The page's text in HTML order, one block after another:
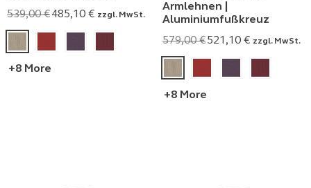
539,00€485,10 € zzgl. MwSt.
+8 More
Armlehnen |
Aluminiumfußkreuz
579,00€521,10 € zzgl. MwSt.
+8 More